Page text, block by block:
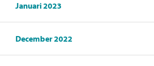
Januari 2023
December 2022